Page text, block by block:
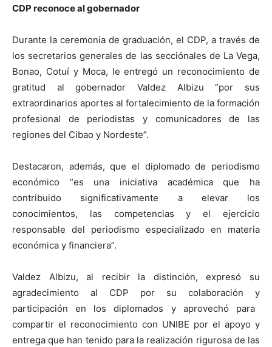
CDP reconoce al gobernador
Durante la ceremonia de graduación, el CDP, a través de
los secretarios generales de las secciónales de La Vega,
Bonao, Cotuíy Moca, le entregó un reconocimiento de
gratitud al gobernador Valdez Albizu “por sus
extraordinarios aportes al fortalecimiento de la formación
profesional de periodistas y comunicadores de las
regiones del Cibao y Nordeste”.
Destacaron, además, que el diplomado de periodismo
económico “es una iniciativa académica que ha
contribuido significativamente a elevar los
conocimientos, las competencias y el ejercicio
responsable del periodismo especializado en materia
económica y financiera”.
Valdez Albizu, al recibir la distinción, expresó su
agradecimiento al CDP por su colaboración y
participaciónen los diplomados
y aprovechó para
compartir el reconocimiento con UNIBE por el apoyo y
entregaque han tenido para la realización rigurosa de las